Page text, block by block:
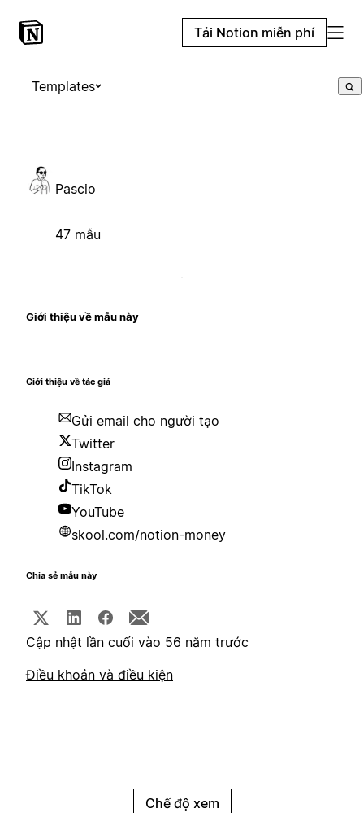
Tải Notion miễn phí
Templates
Pascio
47 mẫu
Giới thiệu về mẫu này
Giới thiệu về tác giả
Gửi email cho người tạo
Twitter
Instagram
TikTok
YouTube
skool.com/notion-money
Chia sẻ mẫu này
Cập nhật lần cuối vào 56 năm trước
Điều khoản và điều kiện
Chế độ xem